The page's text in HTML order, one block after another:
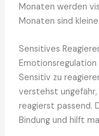
Monaten werden
Monaten sind
Sensitives
Sensitiv zu
verstehst
reagierst passend.
Bindung und hilft